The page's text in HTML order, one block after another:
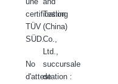
certification
TÜV
SÜD.
No
d'attestation :
Testing
(China)
Co.,
Ltd.,
succursale
de